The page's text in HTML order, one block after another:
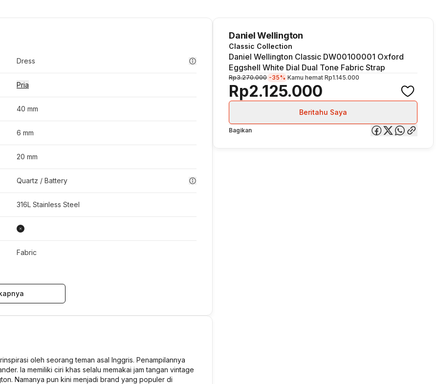
Dress
Pria
40 mm
6 mm
20 mm
Quartz / Battery
316L Stainless Steel
Fabric
oleh seorang teman asal Inggris. Penampilannya
Ia memiliki ciri khas selalu memakai jam tangan vintage
Namanya pun kini menjadi brand yang populer di
Daniel Wellington
Classic Collection
Daniel Wellington Classic DW00100001 Oxford
Eggshell White Dial Dual Tone Fabric Strap
Rp2.125.000
Rp3.270.000 -35% Kamu hemat Rp1.145.000
Beritahu Saya
Bagikan